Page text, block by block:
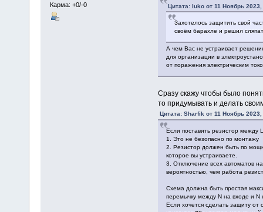
Карма: +0/-0
Цитата: luko от 11 Ноябрь
Захотелось защитить свой
своём барахле и решил
А чем Вас не устраивает
для организации в
от поражения электрическим
Сразу скажу чтобы было
то придумывать и делать
Цитата: Sharfik от 11 Ноябрь
Если поставить резистор между
1. Это не безопасно по монтажу
2. Резистор должен быть по
которое вы устраиваете.
3. Отключение всех автоматов
вероятностью, чем работа
Схема должна быть простая
перемычку между N на входе и
Если хочется сделать защиту